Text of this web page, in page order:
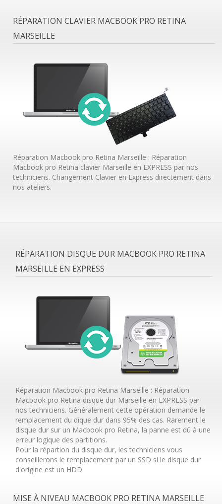
RÉPARATION CLAVIER MACBOOK PRO RETINA
MARSEILLE
Réparation Macbook pro Retina Marseille : Réparation
Macbook pro Retina clavier Marseille en EXPRESS par nos
techniciens. Changement Clavier en Express directement dans
nos ateliers.
RÉPARATION DISQUE DUR MACBOOK PRO RETINA
MARSEILLE EN EXPRESS
Réparation Macbook pro Retina Marseille : Réparation
Macbook pro Retina disque dur Marseille en EXPRESS par
nos techniciens. Généralement cette opération demande le
remplacement du dique dur dans 95% des cas. Rarement le
disque dur sur un Macbook pro Retina, la panne est dû à une
erreur logique des partitions.
Pour la répartion du disque dur, les techniciens vous
conseillerons le remplacement par un SSD si le disque dur
d'origine est un HDD.
MISE À NIVEAU MACBOOK PRO RETINA MARSEILLE